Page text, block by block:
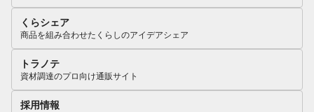
くらシェア
商品を組み合わせたくらしのアイデアシェア
トラノテ
資材調達のプロ向け通販サイト
採用情報